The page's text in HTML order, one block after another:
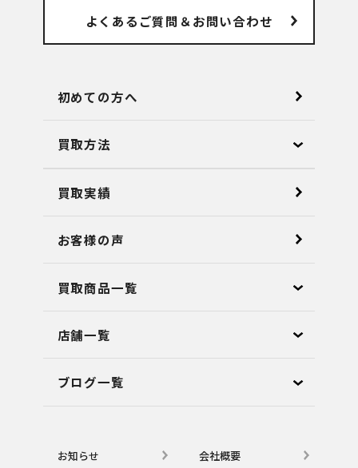
よくあるご質問 ＆お問い合わせ
初めての方へ
買取方法
買取実績
お客様の声
買取商品一覧
店舗⼀覧
ブログ⼀覧
お知らせ 会社概要